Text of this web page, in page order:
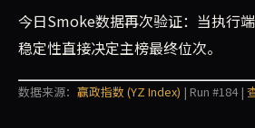
今日Smoke数据再次验证：当执行
稳定性直接决定主榜最终位次。
数据来源： 赢政指数 (YZ Index) | Run #184 |